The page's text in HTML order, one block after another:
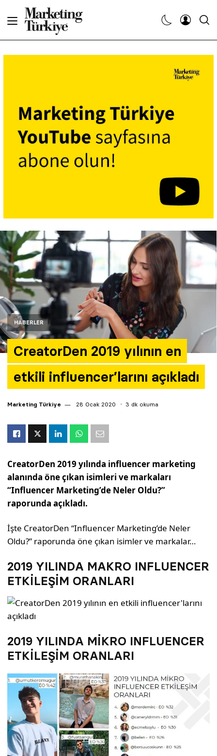
HABERLER
CreatorDen 2019 yılının en
etkili influencer’larını açıkladı
Marketing Türkiye 28 Ocak 2020 3 dk okuma
CreatorDen 2019 yılında influencer marketing
alanında öne çıkan isimleri ve markaları
“Influencer Marketing’de Neler Oldu?”
raporunda açıkladı.
İşte CreatorDen “Influencer Marketing’de Neler
Oldu?” raporunda öne çıkan isimler ve markalar…
2019 YILINDA MAKRO INFLUENCER
ETKİLEŞİM ORANLARI
2019 YILINDA MİKRO INFLUENCER
ETKİLEŞİM ORANLARI
Dergiler
Etkinlikler
Araştırma